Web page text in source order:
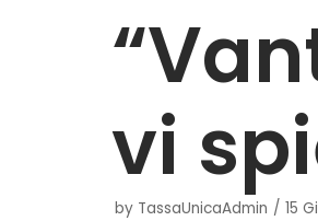
vi
by TassaUnicaAdmin 15